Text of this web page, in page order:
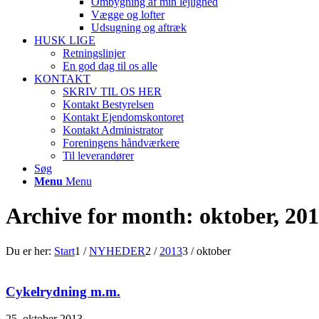
Vægge og lofter
Udsugning og aftræk
HUSK LIGE
Retningslinjer
En god dag til os alle
KONTAKT
SKRIV TIL OS HER
Kontakt Bestyrelsen
Kontakt Ejendomskontoret
Kontakt Administrator
Foreningens håndværkere
Til leverandører
Søg
Menu Menu
Archive for month: oktober,
Du er her: Start1 / NYHEDER2 / 20133 / oktober
Cykelrydning m.m.